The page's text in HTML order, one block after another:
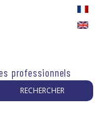
professionnels
: